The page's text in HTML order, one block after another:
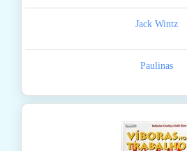
Jack Wintz
Paulinas